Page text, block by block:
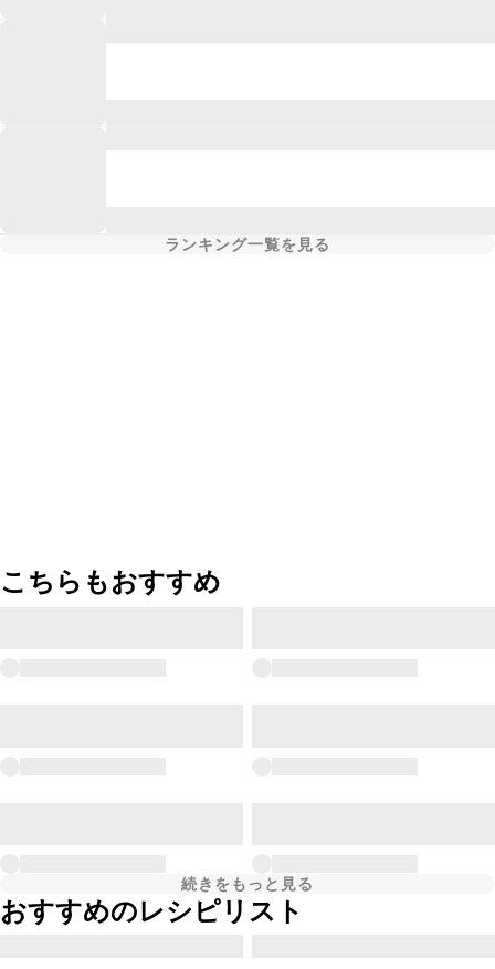
ランキング一覧を見る
こちらもおすすめ
続きをもっと見る
おすすめのレシピリスト